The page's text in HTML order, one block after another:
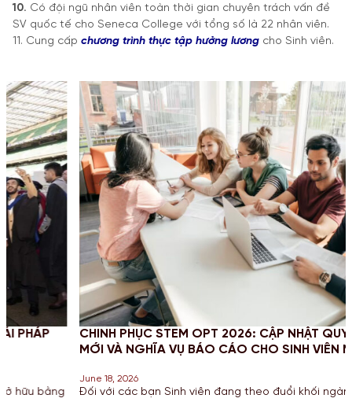
10. Có đội ngũ nhân viên toàn thời gian chuyên trách vấn đề
SV quốc tế cho Seneca College với tổng số là 22 nhân viên.
11. Cung cấp chương trình thực tập hưởng lương cho Sinh viên.
CHINH PHỤC STEM OPT 2026: CẬP NHẬT QUY ĐỊNH
MỚI VÀ NGHĨA VỤ BÁO CÁO CHO SINH VIÊN MỸ
Đối với các bạn Sinh viên đang theo đuổi khối ngành Khoa